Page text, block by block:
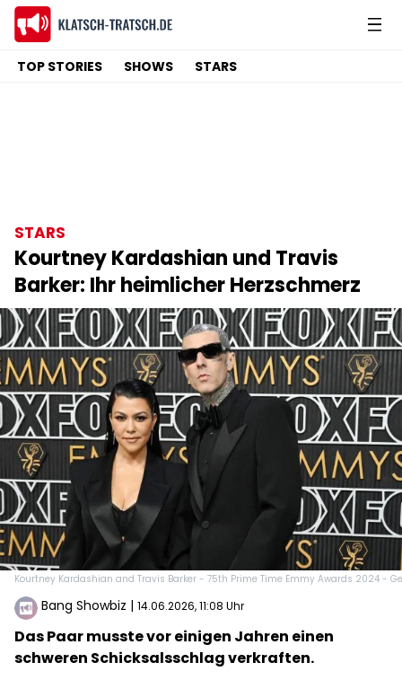
TOP STORIES SHOWS STARS
STARS
Kourtney Kardashian und Travis
Barker: Ihr heimlicher Herzschmerz
Kourtney Kardashian and Travis Barker - 75th Prime Time Emmy Awards 2024 -
Bang Showbiz | 14.06.2026, 11:08 Uhr
Das Paar musste vor einigen Jahren einen
schweren Schicksalsschlag verkraften.